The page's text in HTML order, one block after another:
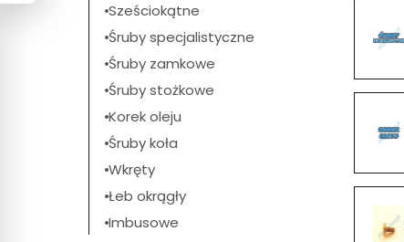
Sześciokątne
Śruby specjalistyczne
Śruby zamkowe
Śruby stożkowe
Korek oleju
Śruby koła
Wkręty
Łeb okrągły
Imbusowe